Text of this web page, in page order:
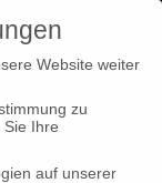
for Best
Website weiter
zu
Ihre
auf unserer